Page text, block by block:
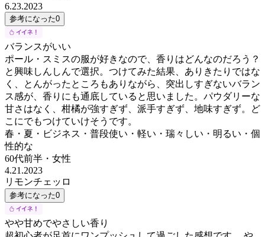
6.23.2023
参考になった0
バランスがいい
ポール・スミスの服が好きなので、香りはどんなのだろう？
と興味しんしんで選択。つけてみた結果、ありきたりではな
く、とんがったところもありながら、突出しすぎないバラン
ス感が、香りにも通底していると思いました。パウダリーな
甘さはなく、柑橘が強すぎず、派手すぎず、地味すぎず。ど
こにでもつけていけそうです。
春・夏・ビジネス・普段使い・軽い・瑞々しい・明るい・個
性的な
60代前半 ・ 女性
4.21.2023
リモンチェッロ
参考になった0
やや甘めでやさしい香り